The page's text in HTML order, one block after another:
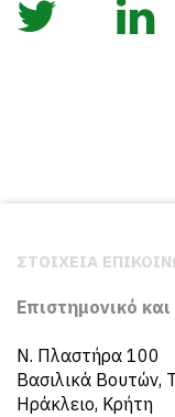
ΣΤΟΙΧΕΙΑ
Επιστημονικό
N. Πλαστήρα 100
Βασιλικά Βουτών,
Ηράκλειο, Κρήτη